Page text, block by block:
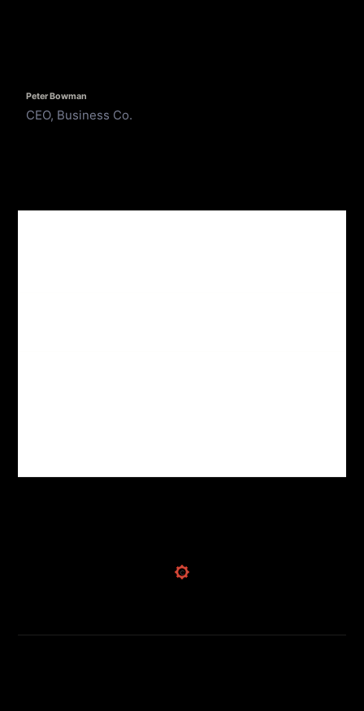
Peter Bowman
CEO, Business Co.